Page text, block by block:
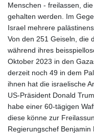
Menschen - freilassen,
gehalten werden. Im
Israel mehrere
Von den 251 Geiseln, die
während ihres
Oktober 2023 in den
derzeit noch 49 in dem
ihnen hat die israelische
US-Präsident Donald
habe einer 60-tägigen
diese könne zur
Regierungschef